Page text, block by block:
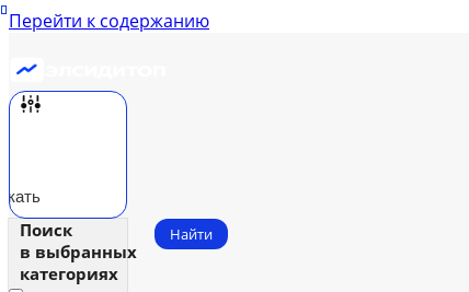
Перейти к содержанию
Поиск
в выбранных
категориях
Найти